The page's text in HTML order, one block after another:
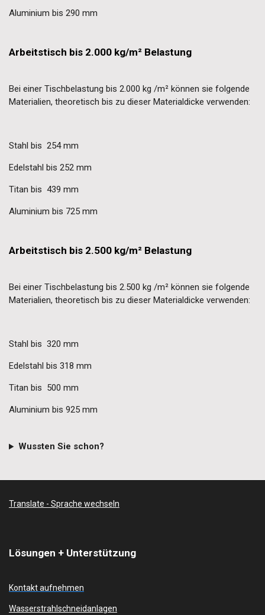
Aluminium bis 290 mm
Arbeitstisch bis 2.000 kg/m² Belastung
Bei einer Tischbelastung bis 2.000 kg /m² können sie folgende
Materialien, theoretisch bis zu dieser Materialdicke verwenden:
Stahl bis 254 mm
Edelstahl bis 252 mm
Titan bis 439 mm
Aluminium bis 725 mm
Arbeitstisch bis 2.500 kg/m² Belastung
Bei einer Tischbelastung bis 2.500 kg /m² können sie folgende
Materialien, theoretisch bis zu dieser Materialdicke verwenden:
Stahl bis 320 mm
Edelstahl bis 318 mm
Titan bis 500 mm
Aluminium bis 925 mm
Wussten Sie schon?
Translate - Sprache wechseln
Lösungen + Unterstützung
Kontakt aufnehmen
Wasserstrahlschneidanlagen